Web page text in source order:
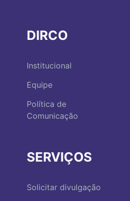
DIRCO
Institucional
Equipe
Política de
Comunicação
SERVIÇOS
Solicitar divulgação